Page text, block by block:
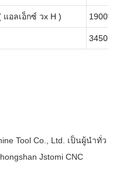
อลเอ็กซ์ วx H )
3450KG
Tool Co., Ltd. เป็นผู้นำทั่ว
Jstomi CNC